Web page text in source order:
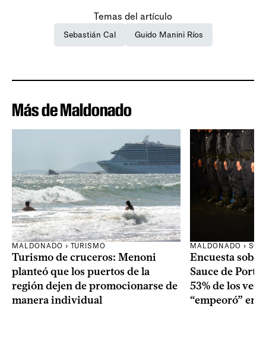
Temas del artículo
Sebastián Cal Guido Manini Ríos
Más de Maldonado
MALDONADO › TURISMO
Turismo de cruceros: Menoni
planteó que los puertos de la
región dejen de promocionarse de
manera individual
MALDONADO ›
Encuesta
Sauce de
53% de los
“empeoró” en